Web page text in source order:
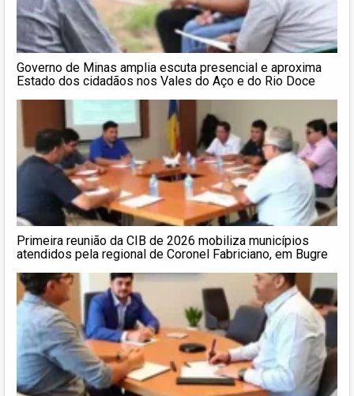
Governo de Minas amplia escuta presencial e aproxima
Estado dos cidadãos nos Vales do Aço e do Rio Doce
Primeira reunião da CIB de 2026 mobiliza municípios
atendidos pela regional de Coronel Fabriciano, em Bugre